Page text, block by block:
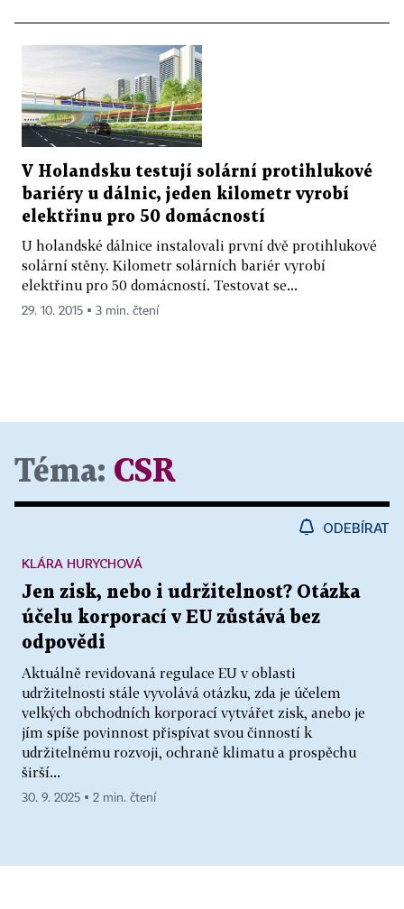
V Holandsku testují solární protihlukové
bariéry u dálnic, jeden kilometr vyrobí
elektřinu pro 50 domácností
U holandské dálnice instalovali první dvě protihlukové
solární stěny. Kilometr solárních bariér vyrobí
elektřinu pro 50 domácností. Testovat se...
29. 10. 2015 ▪ 3 min. čtení
Téma: CSR
ODEBÍRAT
Jen zisk, nebo i udržitelnost? Otázka
účelu korporací v EU zůstává bez
odpovědi
Aktuálně revidovaná regulace EU v oblasti
udržitelnosti stále vyvolává otázku, zda je účelem
velkých obchodních korporací vytvářet zisk, anebo je
jím spíše povinnost přispívat svou činností k
udržitelnému rozvoji, ochraně klimatu a prospěchu
širší...
KLÁRA HURYCHOVÁ
30. 9. 2025 ▪ 2 min. čtení